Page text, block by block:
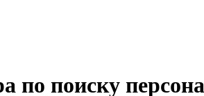
по поиску